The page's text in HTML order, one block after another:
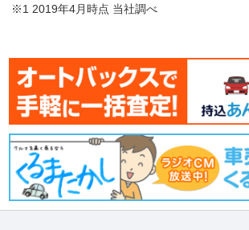
※1 2019年4月時点 当社調べ